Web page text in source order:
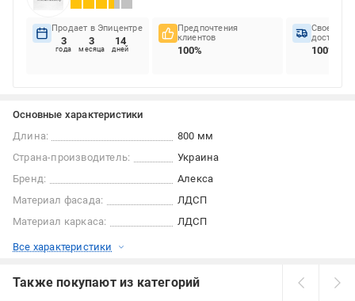
Продает в Эпицентре
3
года
3
месяца
14
дней
Предпочтения
клиентов
100%
доставок
100%
Основные характеристики
Длина:
800 мм
Страна-производитель:
Украина
Бренд:
Алекса
Материал фасада:
ЛДСП
Материал каркаса:
ЛДСП
Все характеристики
Также покупают из категорий